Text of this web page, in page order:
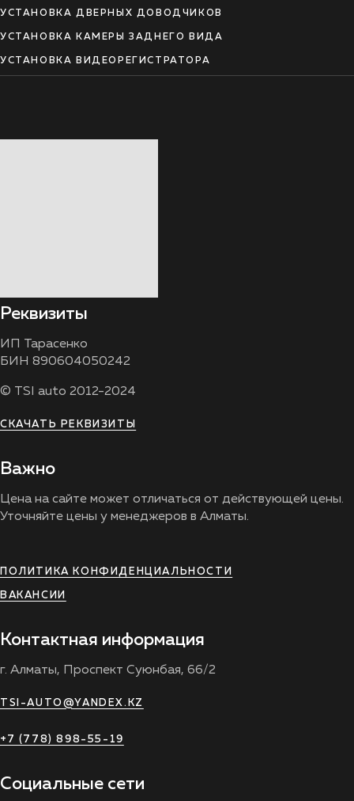
УСТАНОВКА ДВЕРНЫХ ДОВОДЧИКОВ
УСТАНОВКА КАМЕРЫ ЗАДНЕГО ВИДА
УСТАНОВКА ВИДЕОРЕГИСТРАТОРА
Реквизиты
ИП Тарасенко
БИН 890604050242
© TSI auto 2012-2024
СКАЧАТЬ РЕКВИЗИТЫ
Важно
Цена на сайте может отличаться от действующей цены.
Уточняйте цены у менеджеров в Алматы.
ПОЛИТИКА КОНФИДЕНЦИАЛЬНОСТИ
ВАКАНСИИ
Контактная информация
г. Алматы, Проспект Суюнбая, 66/2
TSI-AUTO@YANDEX.KZ
+7 (778) 898-55-19
Социальные сети